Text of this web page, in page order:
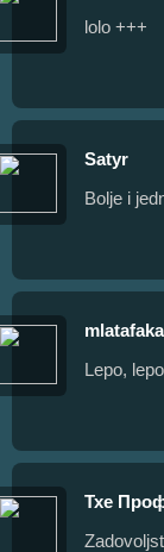
lolo +++
Satyr
Bolje i
mlatafaka
Lepo,
Тхе